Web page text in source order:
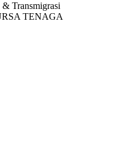
& Transmigrasi
TENAGA